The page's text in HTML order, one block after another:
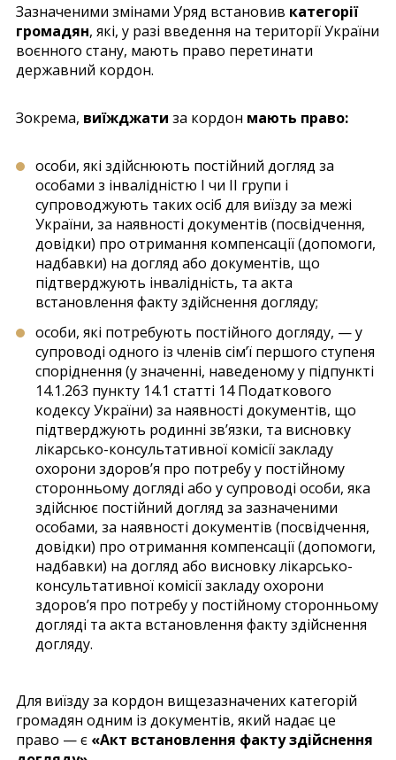
Зазначеними змінами Уряд встановив категорії
громадян, які, у разі введення на території України
воєнного стану, мають право перетинати
державний кордон.
Зокрема, виїжджати за кордон мають право:
особи, які здійснюють постійний догляд за
особами з інвалідністю I чи II групи і
супроводжують таких осіб для виїзду за межі
України, за наявності документів (посвідчення,
довідки) про отримання компенсації (допомоги,
надбавки) на догляд або документів, що
підтверджують інвалідність, та акта
встановлення факту здійснення догляду;
особи, які потребують постійного догляду, — у
супроводі одного із членів сім’ї першого ступеня
споріднення (у значенні, наведеному у підпункті
14.1.263 пункту 14.1 статті 14 Податкового
кодексу України) за наявності документів, що
підтверджують родинні зв’язки, та висновку
лікарсько-консультативної комісії закладу
охорони здоров’я про потребу у постійному
сторонньому догляді або у супроводі особи, яка
здійснює постійний догляд за зазначеними
особами, за наявності документів (посвідчення,
довідки) про отримання компенсації (допомоги,
надбавки) на догляд або висновку лікарсько-
консультативної комісії закладу охорони
здоров’я про потребу у постійному сторонньому
догляді та акта встановлення факту здійснення
догляду.
Для виїзду за кордон вищезазначених категорій
громадян одним із документів, який надає це
право — є «Акт встановлення факту здійснення